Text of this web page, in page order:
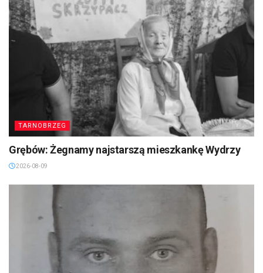
TARNOBRZEG
Grębów: Żegnamy najstarszą mieszkankę Wydrzy
2026-08-09